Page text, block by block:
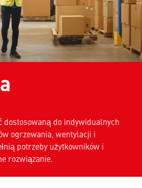
dostosowaną do indywidualnych
ogrzewania, wentylacji i
potrzeby użytkowników i
rozwiązanie.